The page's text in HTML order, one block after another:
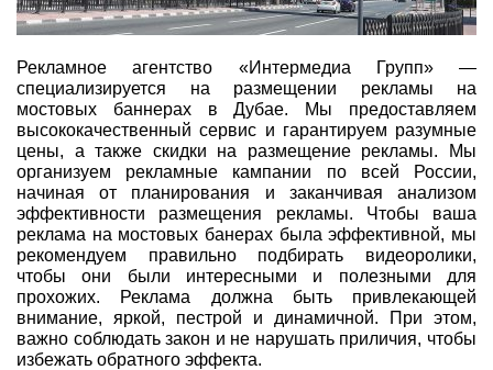
Рекламное агентство «Интермедиа Групп» —
специализируется на размещении рекламы на
мостовых баннерах в Дубае. Мы предоставляем
высококачественный сервис и гарантируем разумные
цены, а также скидки на размещение рекламы. Мы
организуем рекламные кампании по всей России,
начиная от планирования и заканчивая анализом
эффективности размещения рекламы. Чтобы ваша
реклама на мостовых банерах была эффективной, мы
рекомендуем правильно подбирать видеоролики,
чтобы они были интересными и полезными для
прохожих. Реклама должна быть привлекающей
внимание, яркой, пестрой и динамичной. При этом,
важно соблюдать закон и не нарушать приличия, чтобы
избежать обратного эффекта.